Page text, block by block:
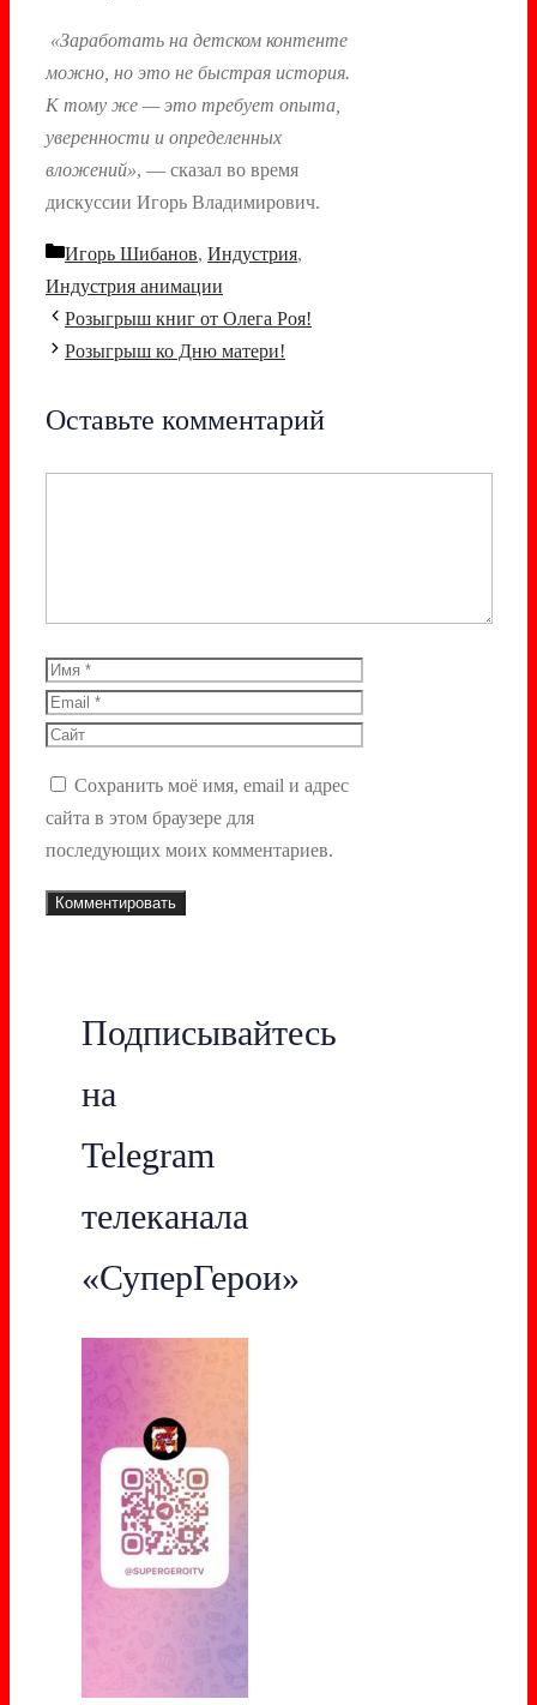
«Заработать на детском контенте
можно, но это не быстрая история.
К тому же — это требует опыта,
уверенности и определенных
вложений», — сказал во время
дискуссии Игорь Владимирович.
Рубрики
Игорь Шибанов, Индустрия,
Индустрия анимации
Навигация
записи
Розыгрыш книг от Олега Роя!
Розыгрыш ко Дню матери!
Оставьте комментарий
Имя
Email
Сайт
Сохранить моё имя, email и адрес
сайта в этом браузере для
последующих моих комментариев.
Подписывайтесь
на
Telegram
телеканала
«СуперГерои»